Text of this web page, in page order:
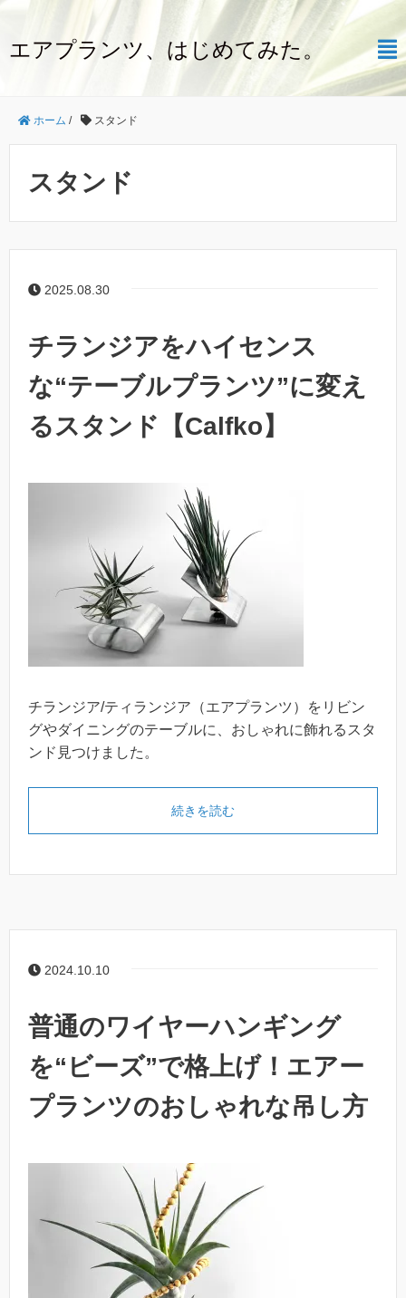
エアプランツ、はじめてみた。
ホーム / スタンド
スタンド
2025.08.30
チランジアをハイセンス
な“テーブルプランツ”に変え
るスタンド【Calfko】
チランジア/ティランジア（エアプランツ）をリビン
グやダイニングのテーブルに、おしゃれに飾れるスタ
ンド見つけました。
続きを読む
2024.10.10
普通のワイヤーハンギング
を“ビーズ”で格上げ！エアー
プランツのおしゃれな吊し方